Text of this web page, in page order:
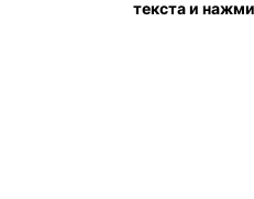
текста и